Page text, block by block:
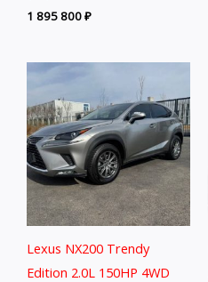
1 895 800₽
Lexus NX200 Trendy
Edition 2.0L 150HP 4WD